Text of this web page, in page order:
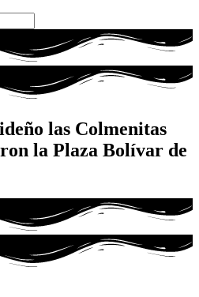
las Colmenitas
la Plaza Bolívar de